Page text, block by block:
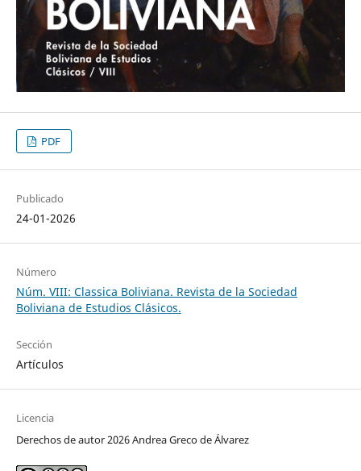
PDF
Publicado
24-01-2026
Número
Núm. VIII: Classica Boliviana. Revista de la Sociedad
Boliviana de Estudios Clásicos.
Sección
Artículos
Licencia
Derechos de autor 2026 Andrea Greco de Álvarez